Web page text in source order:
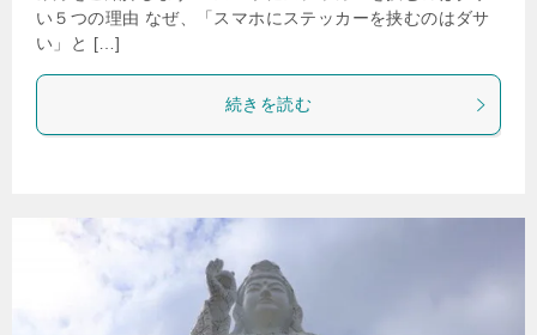
い５つの理由 なぜ、「スマホにステッカーを挟むのはダサ
い」と […]
続きを読む